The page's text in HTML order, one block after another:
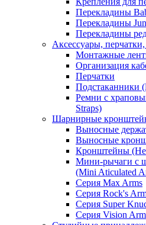
Перекладины
Перекладины
Перекладины
Аксессуары,
Монтажные
Организация
Перчатки
Подстаканники
Ремни с
Straps)
Шарнирные
Выносные
Выносные
Кронштейны
Мини-рычаги с
(Mini Aticulated
Серия Max Arms
Серия Rock's
Серия Super
Серия Vision